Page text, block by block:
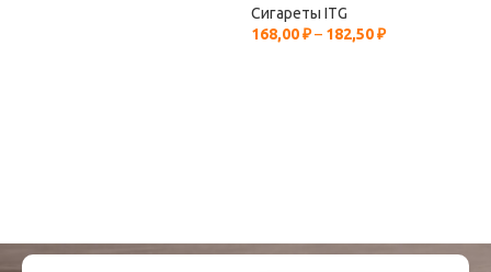
Сигареты ITG
168,00₽– 182,50₽